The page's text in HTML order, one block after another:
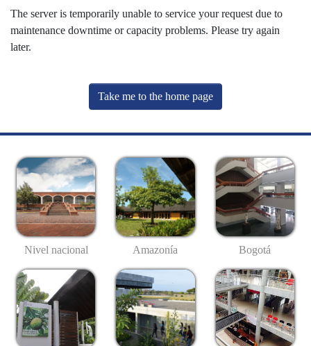
The server is temporarily unable to service your request due to
maintenance downtime or capacity problems. Please try again
later.
Take me to the home page
Nivel nacional Amazonía Bogotá